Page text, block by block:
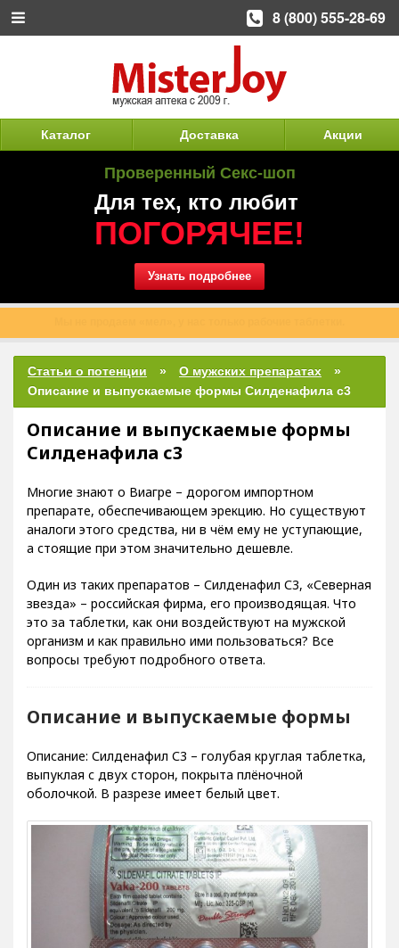
Каталог Доставка Акции
Проверенный Секс-шоп
Для тех, кто любит
ПОГОРЯЧЕЕ!
Узнать подробнее
Статьи о потенции
О мужских препаратах
Описание и выпускаемые формы
Силденафила с3
Многие знают о Виагре – дорогом импортном
препарате, обеспечивающем эрекцию. Но существуют
аналоги этого средства, ни в чём ему не уступающие,
а стоящие при этом значительно дешевле.
Один из таких препаратов – Силденафил С3, «Северная
звезда» – российская фирма, его производящая. Что
это за таблетки, как они воздействуют на мужской
организм и как правильно ими пользоваться? Все
вопросы требуют подробного ответа.
Описание и выпускаемые формы
Описание: Силденафил С3 – голубая круглая таблетка,
выпуклая с двух сторон, покрыта плёночной
оболочкой. В разрезе имеет белый цвет.
8 (800) 555-28-69